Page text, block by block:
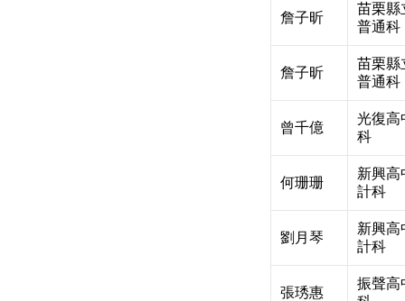
詹子昕
苗栗縣
普通科
詹子昕
苗栗縣
普通科
曾千億
光復高
科
何珊珊
新興高
計科
劉月琴
新興高
計科
張琇惠
振聲高